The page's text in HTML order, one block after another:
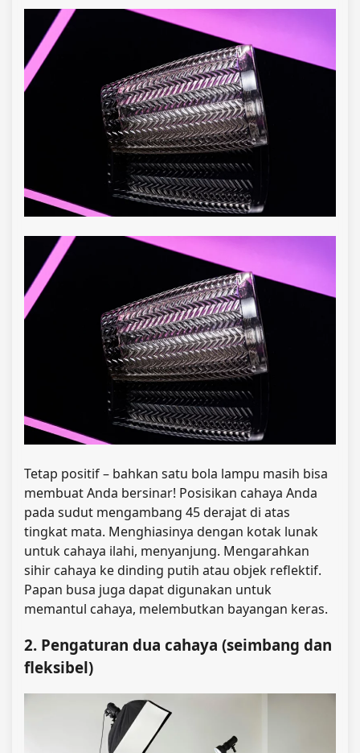
Tetap positif – bahkan satu bola lampu masih bisa
membuat Anda bersinar! Posisikan cahaya Anda
pada sudut mengambang 45 derajat di atas
tingkat mata. Menghiasinya dengan kotak lunak
untuk cahaya ilahi, menyanjung. Mengarahkan
sihir cahaya ke dinding putih atau objek reflektif.
Papan busa juga dapat digunakan untuk
memantul cahaya, melembutkan bayangan keras.
2. Pengaturan dua cahaya (seimbang dan
fleksibel)